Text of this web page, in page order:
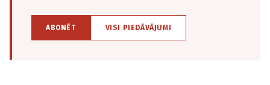
ABONĒT VISI PIEDĀVĀJUMI